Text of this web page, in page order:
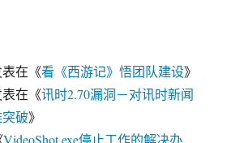
表在《看《西游记》悟团队建设》
表在《讯时2.70漏洞－对讯时新闻
破》
VideoShot.exe停止工作的解决办